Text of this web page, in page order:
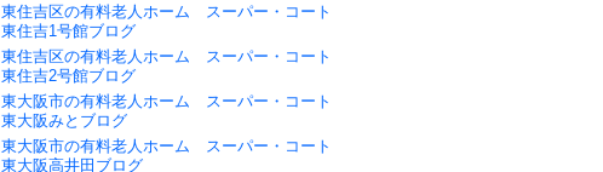
東住吉区の有料老人ホーム スーパー・コート
東住吉1号館ブログ
東住吉区の有料老人ホーム スーパー・コート
東住吉2号館ブログ
東大阪市の有料老人ホーム スーパー・コート
東大阪みとブログ
東大阪市の有料老人ホーム スーパー・コート
東大阪高井田ブログ